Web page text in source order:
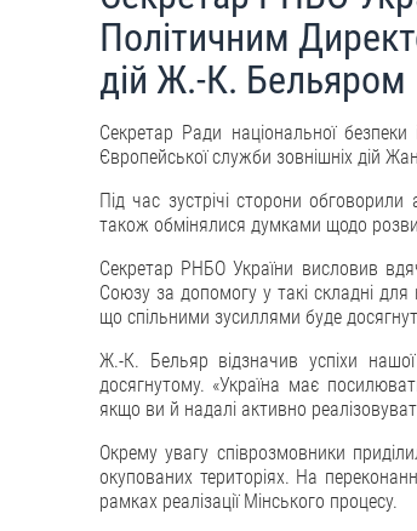
Політичним
дій Ж.-К. Бельяром
Секретар Ради національної
Європейської служби зовнішніх дій
Під час зустрічі сторони
також обмінялися думками щодо
Секретар РНБО України висловив
Союзу за допомогу у такі складні
що спільними зусиллями буде
Ж.-К. Бельяр відзначив успіхи
досягнутому. «Україна має
якщо ви й надалі активно
Окрему увагу співрозмовники
окупованих територіях. На
рамках реалізації Мінського процесу.